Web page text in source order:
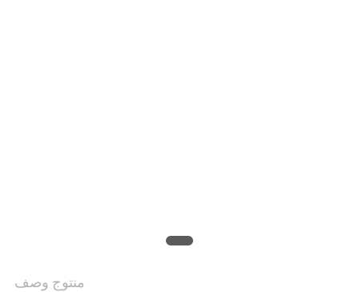
منتوج وصف